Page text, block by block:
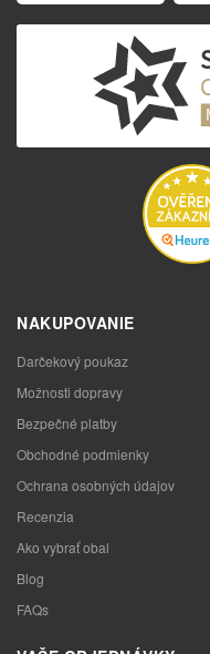
NAKUPOVANIE
Darčekový poukaz
Možnosti dopravy
Bezpečné platby
Obchodné podmienky
Ochrana osobných údajov
Recenzia
Ako vybrať obal
Blog
FAQs